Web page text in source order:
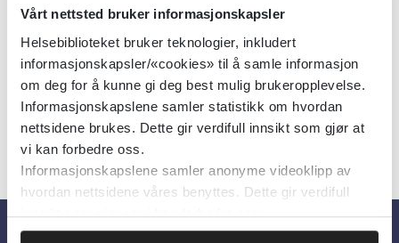
Vårt nettsted bruker informasjonskapsler
Helsebiblioteket bruker teknologier, inkludert
informasjonskapsler/«cookies» til å samle informasjon
om deg for å kunne gi deg best mulig brukeropplevelse.
Informasjonskapslene samler statistikk om hvordan
nettsidene brukes. Dette gir verdifull innsikt som gjør at
vi kan forbedre oss.
Informasjonskapslene samler anonyme videoklipp av
hvordan nettsidene våres benyttes. Dette gir verdifull
innsikt som gjør at vi kan forbedre oss.
Helsedirektoratet 2024